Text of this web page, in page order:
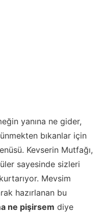
yanına ne gider,
bıkanlar için
Kevserin Mutfağı,
sayesinde sizleri
Mevsim
hazırlanan bu
ne pişirsem diye